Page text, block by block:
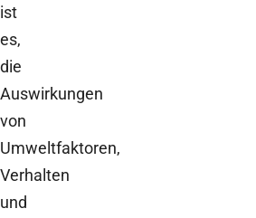
ist
es,
die
Auswirkungen
von
Umweltfaktoren,
Verhalten
und